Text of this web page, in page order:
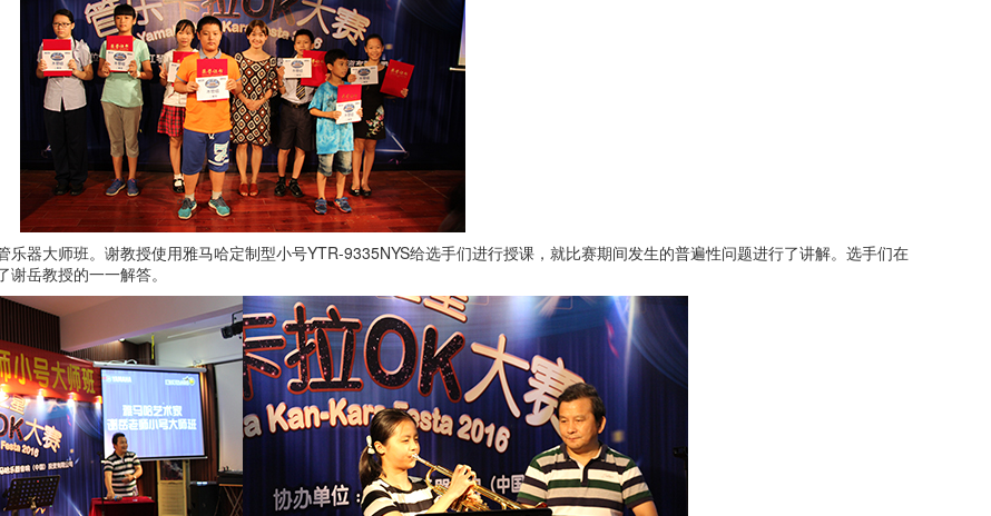
器大师班。谢教授使用雅马哈定制型小号YTR-9335NYS给选手们进行授课，就比赛期间发生的普遍性问题进行了讲解。选手们在
岳教授的一一解答。